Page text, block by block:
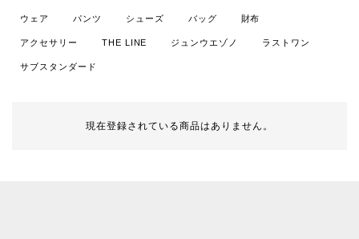
ウェア パンツ シューズ バッグ 財布
アクセサリー THE LINE ジュンウエゾノ ラストワン
サブスタンダード
現在登録されている商品はありません。